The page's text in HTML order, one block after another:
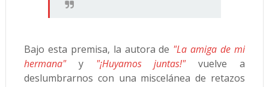
Bajo esta premisa, la autora de "La amiga de mi
hermana"y "¡Huyamos juntas!"vuelve a
deslumbrarnos con una miscelánea de retazos